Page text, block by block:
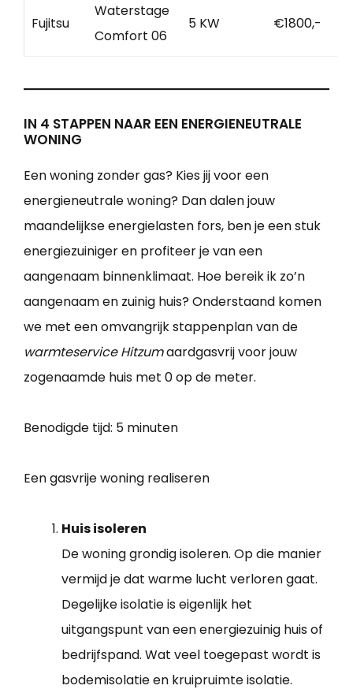
Fujitsu
Waterstage
Comfort 06
5 KW €1800,-
IN 4 STAPPEN NAAR EEN ENERGIENEUTRALE
WONING
Een woning zonder gas? Kies jij voor een
energieneutrale woning? Dan dalen jouw
maandelijkse energielasten fors, ben je een stuk
energiezuiniger en profiteer je van een
aangenaam binnenklimaat. Hoe bereik ik zo’n
aangenaam en zuinig huis? Onderstaand komen
we met een omvangrijk stappenplan van de
warmteservice Hitzumaardgasvrij voor jouw
zogenaamde huis met 0 op de meter.
Benodigde tijd: 5 minuten
Een gasvrije woning realiseren
Huis isoleren
De woning grondig isoleren. Op die manier
vermijd je dat warme lucht verloren gaat.
Degelijke isolatie is eigenlijk het
uitgangspunt van een energiezuinig huis of
bedrijfspand. Wat veel toegepast wordt is
bodemisolatie en kruipruimte isolatie.